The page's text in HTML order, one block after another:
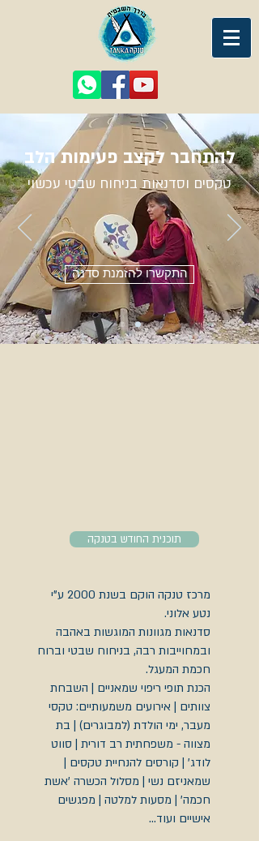
להתחבר לקצב פעימות הלב
טקסים וסדנאות בניחוח שבטי עכשוי
התקשרו להזמנת סדנה
תוכנית החודש בטנקה
מרכז טנקה הוקם בשנת 2000 ע"י
נטע אלוני.
סדנאות מגוונות המוגשות באהבה
ובמחוייבות רבה, בניחוח שבטי וברוח
חכמת המעגל.
הכנת תופי ריפוי שמאניים | השבחת
צוותים | אירועים משמעותיים: טקסי
מעבר, ימי הולדת (למבוגרים) | בת
מצווה - משפחתית רב דורית | סווט
לודג' | קורסים להנחיית טקסים |
שמאניזם נשי | מסלול הכשרה 'אשת
חכמה' | מסעות למלטה | מפגשים
אישיים ועוד...